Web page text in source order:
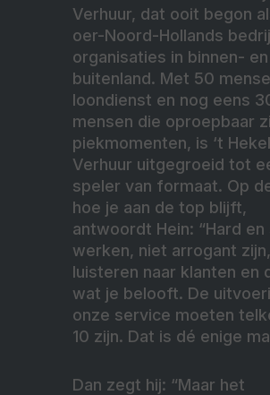
Verhuur, dat ooit begon
oer-Noord-Hollands
organisaties in binnen- en
buitenland. Met 50
loondienst en nog eens
mensen die oproepbaar
piekmomenten, is ‘t
Verhuur uitgegroeid tot
speler van formaat. Op
hoe je aan de top blijft,
antwoordt Hein: “Hard en
werken, niet arrogant
luisteren naar klanten en
wat je belooft. De
onze service moeten
10 zijn. Dat is dé enige
Dan zegt hij: “Maar het